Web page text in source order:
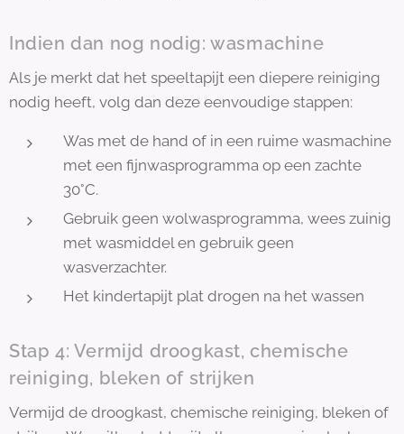
Indien dan nog nodig: wasmachine
Als je merkt dat het speeltapijt een diepere reiniging
nodig heeft, volg dan deze eenvoudige stappen:
Was met de hand of in een ruime wasmachine
met een fijnwasprogramma op een zachte
30°C.
Gebruik geen wolwasprogramma, wees zuinig
met wasmiddel en gebruik geen
wasverzachter.
Het kindertapijt plat drogen na het wassen
Stap 4: Vermijd droogkast, chemische
reiniging, bleken of strijken
Vermijd de droogkast, chemische reiniging, bleken of